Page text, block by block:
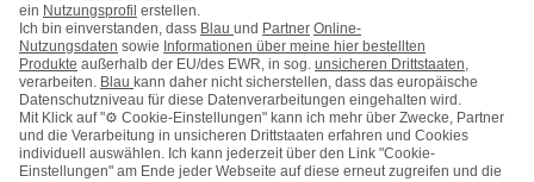
Hinweise ElektroG/BattG Datenschutz
Barrierefreiheit Karriere Cookie-Einstellungen
Kooperations- & Werbepartner Vertrag widerrufen
Vertrag kündigen